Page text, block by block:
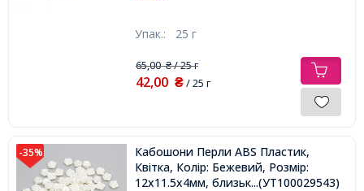
Упак.: 25 г
65,00₴/ 25 г
42,00 ₴/ 25 г
-35%
Кабошони Перли ABS Пластик,
Квітка, Колір: Бежевий, Розмір:
12х11.5х4мм, близько 90шт/25г,
...(УТ100029543)